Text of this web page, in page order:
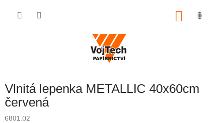
Vlnitá lepenka METALLIC 40x60cm
červená
6801.02